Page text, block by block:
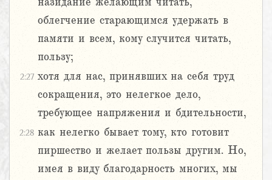
облегчение старающимся удержать в
памяти и всем, кому случится читать,
пользу;
2:27 хотя для нас, принявших на себя труд
сокращения, это нелегкое дело,
требующее напряжения и бдительности,
2:28 как нелегко бывает тому, кто готовит
пиршество и желает пользы другим. Но,
имея в виду благодарность многих, мы